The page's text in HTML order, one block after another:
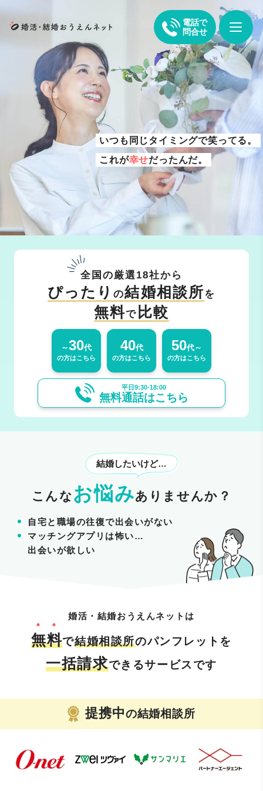
電話で
問合せ
いつも同じタイミングで笑ってる。
これが幸せだったんだ。
全国の厳選18社から
ぴったりの結婚相談所を
無料で 比較
～30代
の方はこちら
40代
の方はこちら
50代～
の方はこちら
平日9:30-18:00
無料通話はこちら
結婚したいけど…
こんなお悩みありませんか？
自宅と職場の往復で出会いがない
マッチングアプリは怖い…
出会いが欲しい
婚活・結婚おうえんネットは
無料で結婚相談所のパンフレットを
一括請求できるサービスです
提携中の結婚相談所